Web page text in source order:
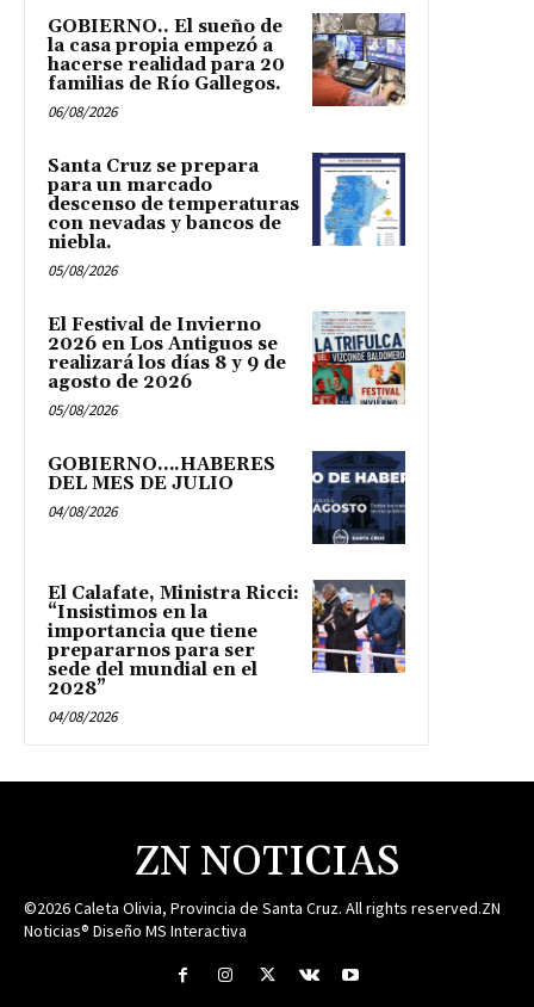
GOBIERNO.. El sueño de
la casa propia empezó a
hacerse realidad para 20
familias de Río Gallegos.
06/08/2026
Santa Cruz se prepara
para un marcado
descenso de temperaturas
con nevadas y bancos de
niebla.
05/08/2026
El Festival de Invierno
2026 en Los Antiguos se
realizará los días 8 y 9 de
agosto de 2026
05/08/2026
GOBIERNO….HABERES
DEL MES DE JULIO
04/08/2026
El Calafate, Ministra Ricci:
“Insistimos en la
importancia que tiene
prepararnos para ser
sede del mundial en el
2028”
04/08/2026
ZN NOTICIAS
©2026 Caleta Olivia, Provincia de Santa Cruz. All rights reserved.ZN
Noticias® Diseño MS Interactiva